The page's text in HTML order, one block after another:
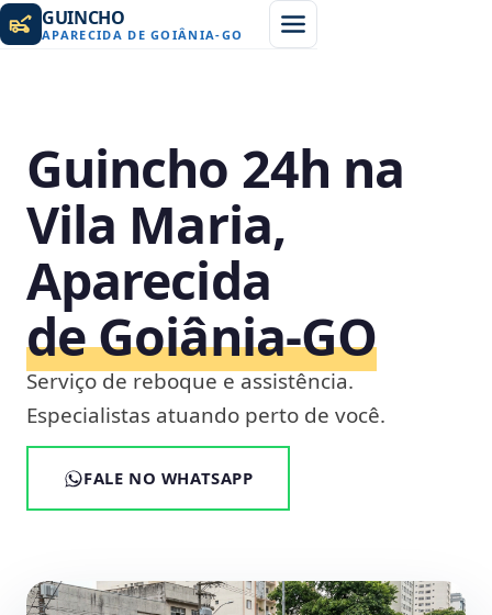
GUINCHO
APARECIDA DE GOIÂNIA-GO
Guincho 24h na
Vila Maria,
Aparecida
de Goiânia‑GO
Serviço de reboque e assistência.
Especialistas atuando perto de você.
FALE NO WHATSAPP